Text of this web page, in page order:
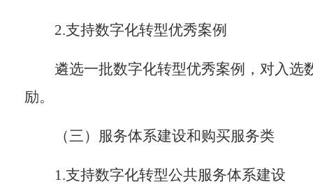
2.支持数字化转型优秀案例
遴选一批数字化转型优秀案例，对入选
励。
（三） 服务体系建设和购买服务类
1.支持数字化转型公共服务体系建设